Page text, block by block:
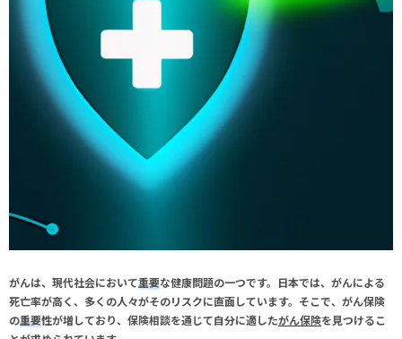
がんは、現代社会において重要な健康問題の一つです。日本では、がんによる
死亡率が高く、多くの人々がそのリスクに直面しています。そこで、 がん保険
の重要性が増しており、 保険相談を通じて自分に適したがん保険を見つけるこ